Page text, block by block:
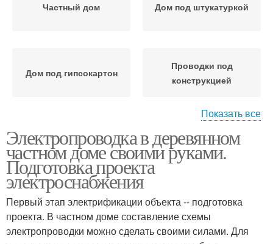
Частный дом Дом под штукатуркой
Дом под гипсокартон
Проводки под
конструкцией
Скрытая проводка
деревянном доме
Электрик в деревянном
доме
Показать все
Электропроводка в деревянном
частном доме своими руками.
Подготовка проекта
электроснабжения
Первый этап электрификации объекта -- подготовка
проекта. В частном доме составление схемы
электропроводки можно сделать своими силами. Для